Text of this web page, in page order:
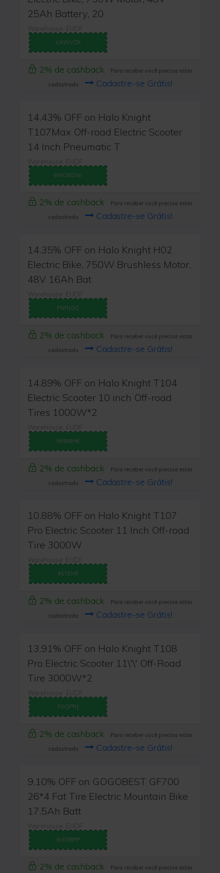
25Ah Battery, 20
Warehouse: EUDF
UXWVZX
2% de cashback
Para receber você precisa estar
cadastrado
Cadastre-se Grátis!
14.43% OFF on Halo Knight
T107Max Off-road Electric Scooter
14 Inch Pneumatic T
Warehouse: EUDF
BWZKDW
2% de cashback
Para receber você precisa estar
cadastrado
Cadastre-se Grátis!
14.35% OFF on Halo Knight H02
Electric Bike, 750W Brushless Motor,
48V 16Ah Bat
Warehouse: EUDF
FGRJGQ
2% de cashback
Para receber você precisa estar
cadastrado
Cadastre-se Grátis!
14.89% OFF on Halo Knight T104
Electric Scooter 10 inch Off-road
Tires 1000W*2
Warehouse: EUDF
NF8MHK
2% de cashback
Para receber você precisa estar
cadastrado
Cadastre-se Grátis!
10.88% OFF on Halo Knight T107
Pro Electric Scooter 11 Inch Off-road
Tire 3000W
Warehouse: EUDF
45TEHF
2% de cashback
Para receber você precisa estar
cadastrado
Cadastre-se Grátis!
13.91% OFF on Halo Knight T108
Pro Electric Scooter 11\'\' Off-Road
Tire 3000W*2
Warehouse: EUDF
FGQPRJ
2% de cashback
Para receber você precisa estar
cadastrado
Cadastre-se Grátis!
9.10% OFF on GOGOBEST GF700
26*4 Fat Tire Electric Mountain Bike
17.5Ah Batt
Warehouse: EUDF
WEXBPP
2% de cashback
Para receber você precisa estar